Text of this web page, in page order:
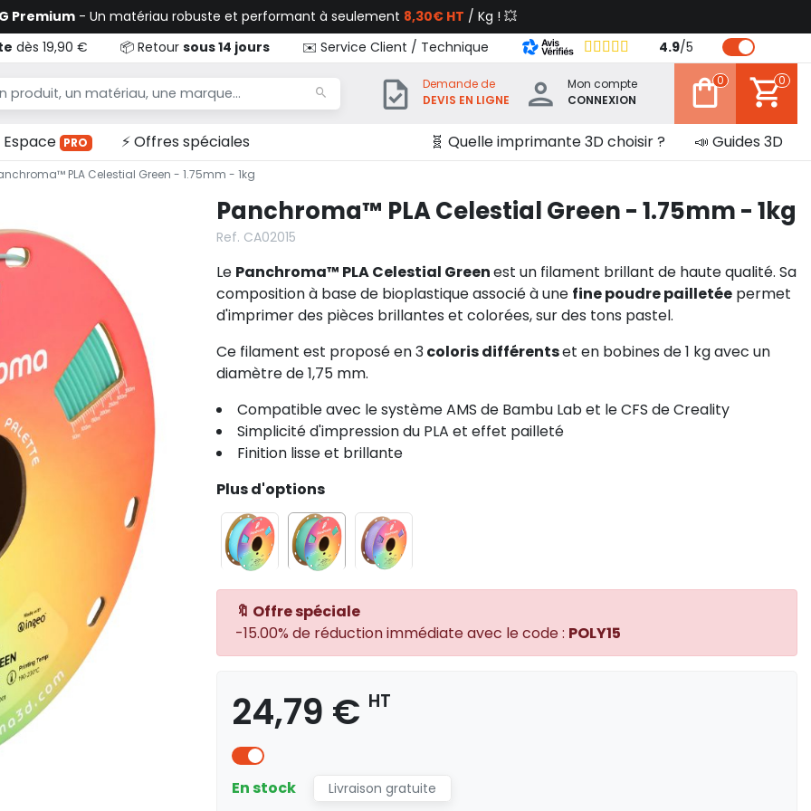
Premium - Un matériau robuste et performant à seulement 8,30€ HT / Kg ! 💥
dès 19,90 € 📦 Retour sous 14 jours ✉️ Service Client / Technique 4.9/5
Demande de
DEVIS EN LIGNE
Mon compte
CONNEXION
0 0
Espace PRO ⚡ Offres spéciales 🧬 Quelle imprimante 3D choisir ? 📣 Guides 3D
PLA Celestial Green - 1.75mm - 1kg
Panchroma™ PLA Celestial Green - 1.75mm - 1kg
Ref. CA02015
Le Panchroma™ PLA Celestial Greenest un filament brillant de haute qualité. Sa
composition à base de bioplastique associé à une fine poudre pailletée permet
d'imprimer des pièces brillantes et colorées, sur des tons pastel.
Ce filament est proposé en 3coloris différentset en bobines de 1 kg avec un
diamètre de 1,75 mm.
Compatible avec le système AMS de Bambu Lab et le CFS de Creality
Simplicité d'impression du PLA et effet pailleté
Finition lisse et brillante
Plus d'options
🔖 Offre spéciale
-15.00% de réduction immédiate avec le code : POLY15
24,79 € HT
En stock Livraison gratuite